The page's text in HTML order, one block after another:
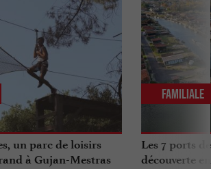
un parc de loisirs
à Gujan-Mestras
Les 7 ports
découverte
Familiale